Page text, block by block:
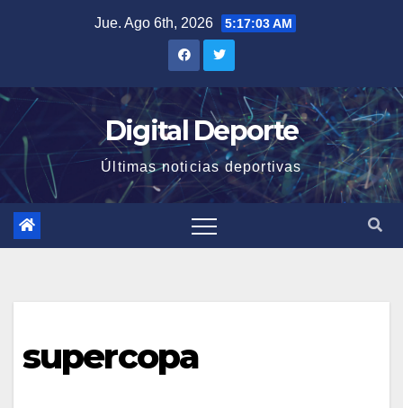
Jue. Ago 6th, 2026 5:17:04 AM
Digital Deporte
Últimas noticias deportivas
supercopa